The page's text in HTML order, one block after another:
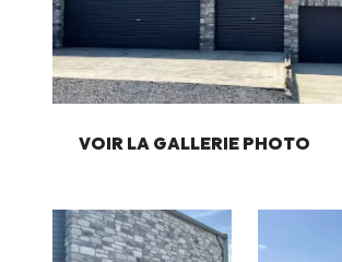
VOIR LA GALLERIE PHOTO